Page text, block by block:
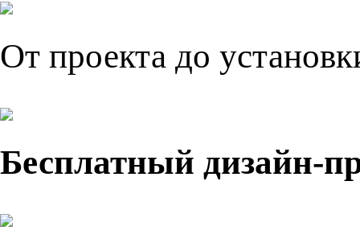
От проекта до
Бесплатный дизайн-